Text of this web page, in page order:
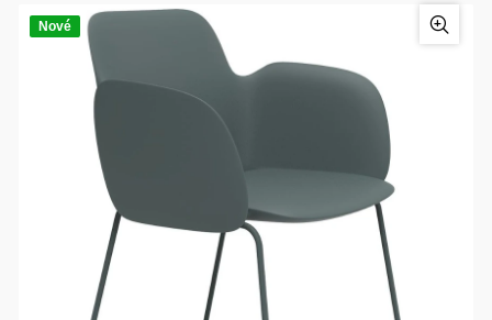
Nové